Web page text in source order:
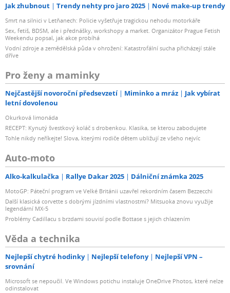
Jak zhubnout Trendy nehty pro jaro 2025 Nové make-up trendy
Smrt na silnici v Letňanech: Policie vyšetřuje tragickou nehodu motorkáře
Sex, fetiš, BDSM, ale i přednášky, workshopy a market. Organizátor Prague Fetish
Weekendu popsal, jak akce probíhá
Vodní zdroje a zemědělská půda v ohrožení: Katastrofální sucha přicházejí stále
dříve
Pro ženy a maminky
Nejčastější novoroční předsevzetí Miminko a mráz
Jak vybírat
letní dovolenou
Okurková limonáda
RECEPT: Kynutý švestkový koláč s drobenkou. Klasika, se kterou zabodujete
Tohle nikdy neříkejte! Slova, kterými rodiče dětem ubližují ze všeho nejvíc
Auto-moto
Alko-kalkulačka Rallye Dakar 2025 Dálniční známka 2025
MotoGP: Páteční program ve Velké Británii uzavřel rekordním časem Bezzecchi
Další klasická corvette s dobrými jízdními vlastnostmi? Mitsuoka znovu využije
legendární MX-5
Problémy Cadillacu s brzdami souvisí podle Bottase s jejich chlazením
Věda a technika
Nejlepší chytré hodinky Nejlepší telefony
Nejlepší VPN –
srovnání
Microsoft se nepoučil. Ve Windows potichu instaluje OneDrive Photos, které nelze
odinstalovat